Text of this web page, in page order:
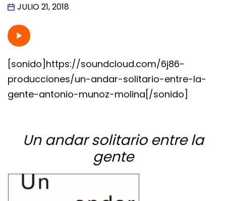
JULIO 21, 2018
[sonido]https://soundcloud.com/6j86-
producciones/un-andar-solitario-entre-la-
gente-antonio-munoz-molina[/sonido]
Un andar solitario entre la
gente